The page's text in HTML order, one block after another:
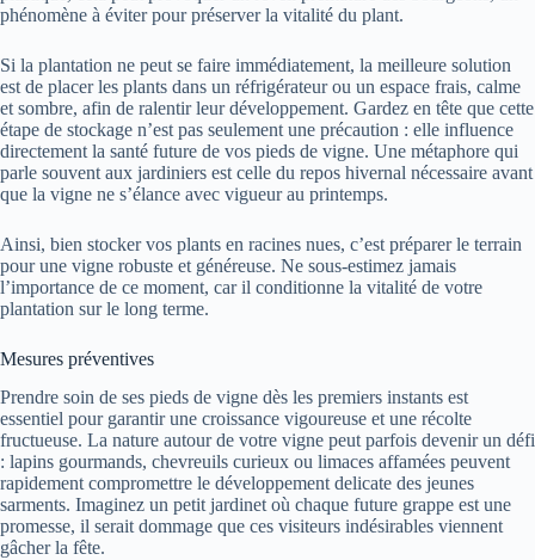
phénomène à éviter pour préserver la vitalité du plant.
Si la plantation ne peut se faire immédiatement, la meilleure solution
est de placer les plants dans un réfrigérateur ou un espace frais, calme
et sombre, afin de ralentir leur développement. Gardez en tête que cette
étape de stockage n’est pas seulement une précaution : elle influence
directement la santé future de vos pieds de vigne. Une métaphore qui
parle souvent aux jardiniers est celle du repos hivernal nécessaire avant
que la vigne ne s’élance avec vigueur au printemps.
Ainsi, bien stocker vos plants en racines nues, c’est préparer le terrain
pour une vigne robuste et généreuse. Ne sous-estimez jamais
l’importance de ce moment, car il conditionne la vitalité de votre
plantation sur le long terme.
Mesures préventives
Prendre soin de ses pieds de vigne dès les premiers instants est
essentiel pour garantir une croissance vigoureuse et une récolte
fructueuse. La nature autour de votre vigne peut parfois devenir un défi
: lapins gourmands, chevreuils curieux ou limaces affamées peuvent
rapidement compromettre le développement delicate des jeunes
sarments. Imaginez un petit jardinet où chaque future grappe est une
promesse, il serait dommage que ces visiteurs indésirables viennent
gâcher la fête.